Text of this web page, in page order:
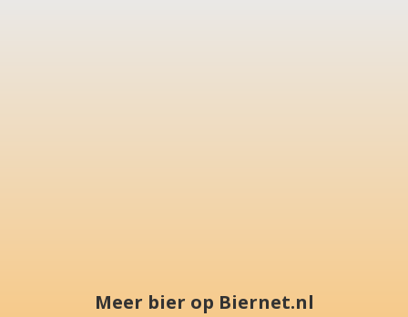
Meer bier op Biernet.nl